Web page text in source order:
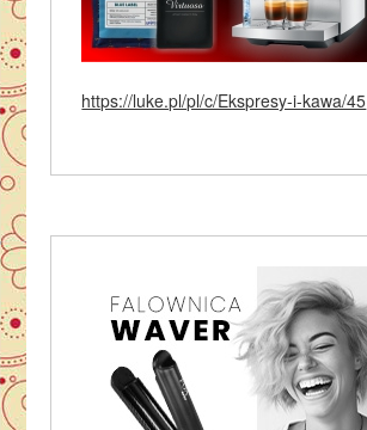
https://luke.pl/pl/c/Ekspresy-i-kawa/45